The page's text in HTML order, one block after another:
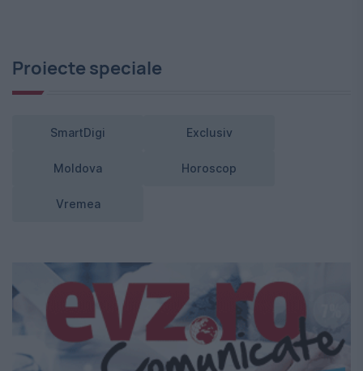
Proiecte speciale
SmartDigi Exclusiv
Moldova Horoscop
Vremea